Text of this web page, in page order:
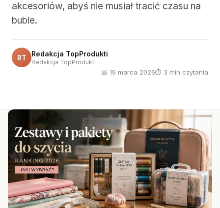
akcesoriów, abyś nie musiał tracić czasu na
buble.
RT Redakcja TopProdukti
Redakcja TopProdukti
📅 19 marca 2026⏱ 3 min czytania